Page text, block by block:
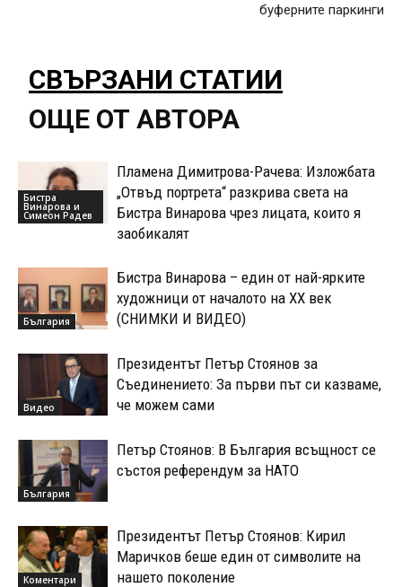
буферните паркинги
СВЪРЗАНИ СТАТИИ
ОЩЕ ОТ АВТОРА
Бистра
Винарова и
Симеон Радев
Пламена Димитрова-Рачева: Изложбата
„Отвъд портрета“ разкрива света на
Бистра Винарова чрез лицата, които я
заобикалят
България
Бистра Винарова – един от най-ярките
художници от началото на XX век
(СНИМКИ И ВИДЕО)
Видео
Президентът Петър Стоянов за
Съединението: За първи път си казваме,
че можем сами
България
Петър Стоянов: В България всъщност се
състоя референдум за НАТО
Коментари
Президентът Петър Стоянов: Кирил
Маричков беше един от символите на
нашето поколение